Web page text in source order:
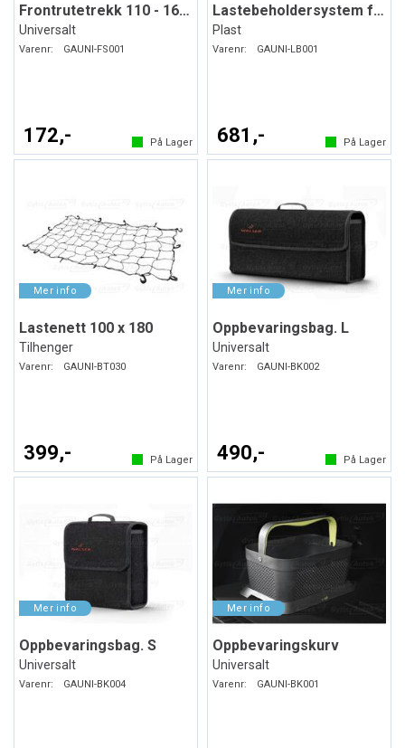
Frontrutetrekk 110 - 160 x 75 cm
Universalt
Varenr: GAUNI-FS001
172,- På Lager
Lastebeholdersystem for bagasjerommet
Plast
Varenr: GAUNI-LB001
681,- På Lager
Lastenett 100 x 180
Tilhenger
Varenr: GAUNI-BT030
399,- På Lager
Oppbevaringsbag. L
Universalt
Varenr: GAUNI-BK002
490,- På Lager
Oppbevaringsbag. S
Universalt
Varenr: GAUNI-BK004
Oppbevaringskurv
Universalt
Varenr: GAUNI-BK001